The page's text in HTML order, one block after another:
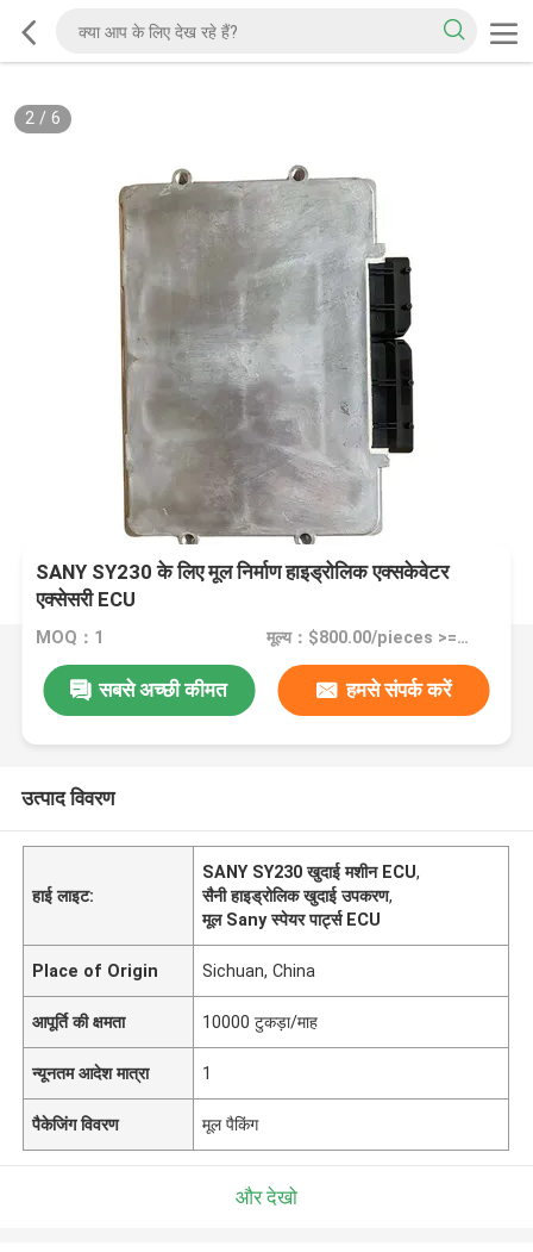
2/ 6
SANY SY230 के लिए मूल निर्माण हाइड्रोलिक एक्सकेवेटर
एक्सेसरी ECU
MOQ：1 मूल्य：$800.00/pieces >=1 pieces
सबसे अच्छी कीमत हमसे संपर्क करें
उत्पाद विवरण
हाई लाइट:
SANY SY230 खुदाई मशीन ECU,
सैनी हाइड्रोलिक खुदाई उपकरण,
मूल Sany स्पेयर पार्ट्स ECU
Place of Origin Sichuan, China
आपूर्ति की क्षमता 10000 टुकड़ा/माह
न्यूनतम आदेश मात्रा 1
पैकेजिंग विवरण मूल पैकिंग
और देखो